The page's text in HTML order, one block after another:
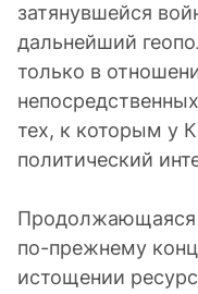
затянувшейся
дальнейший
только в
тех, к которым у
политический
Продолжающаяся
по-прежнему
истощении